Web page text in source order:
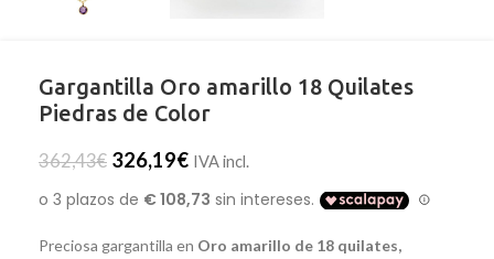
Gargantilla Oro amarillo 18 Quilates
Piedras de Color
362,43€ 326,19€ IVA incl.
Preciosa gargantilla en Oro amarillo de 18 quilates,